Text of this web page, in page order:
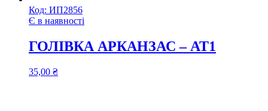
Код: ИП2856
Є в наявності
ГОЛІВКА АРКАНЗАС – АТ1
35,00 ₴